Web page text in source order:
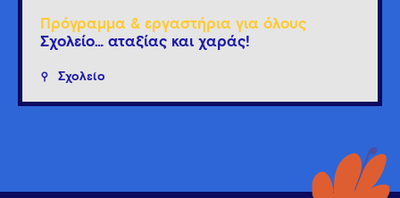
Πρόγραμμα & εργαστήρια για όλους
Σχολείο… αταξίας και χαράς!
Σχολείο